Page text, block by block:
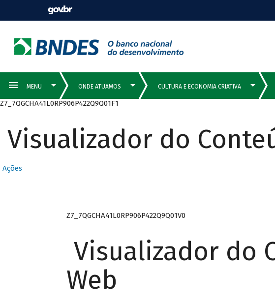
Z7_7QGCHA41L0RP906P422Q9Q01F1
Visualizador do
Ações
Z7_7QGCHA41L0RP906P422Q9Q01V0
Visualizador do
Web